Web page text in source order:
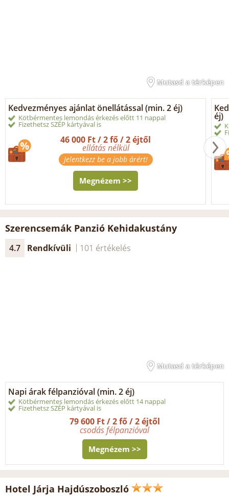
Mutasd a térképen
Kedvezményes ajánlat önellátással (min. 2 éj)
Kötbérmentes lemondás érkezés előtt 11 nappal
Fizethetsz SZÉP kártyával is
46 000 Ft / 2 fő / 2 éjtől
ellátás nélkül
Jelentkezz be a jobb árért!
Megnézem >>
éj)
Szerencsemák Panzió Kehidakustány
4.7 Rendkívüli 101 értékelés
Mutasd a térképen
Napi árak félpanzióval (min. 2 éj)
Kötbérmentes lemondás érkezés előtt 14 nappal
Fizethetsz SZÉP kártyával is
79 600 Ft / 2 fő / 2 éjtől
csodás félpanzióval
Megnézem >>
Hotel Járja Hajdúszoboszló